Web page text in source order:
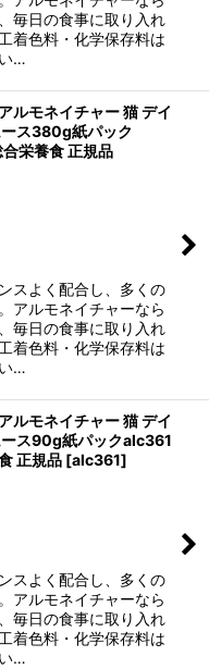
毎日の食事に取り入れ
着色料・化学保存料は
…
ルモネイチャー 猫 デイ
ス380g紙パック
栄養食 正規品
スよく配合し、多くの
アルモネイチャーなら
毎日の食事に取り入れ
着色料・化学保存料は
…
ルモネイチャー 猫 デイ
ース90g紙パックalc361
正規品 [alc361]
スよく配合し、多くの
アルモネイチャーなら
毎日の食事に取り入れ
着色料・化学保存料は
…